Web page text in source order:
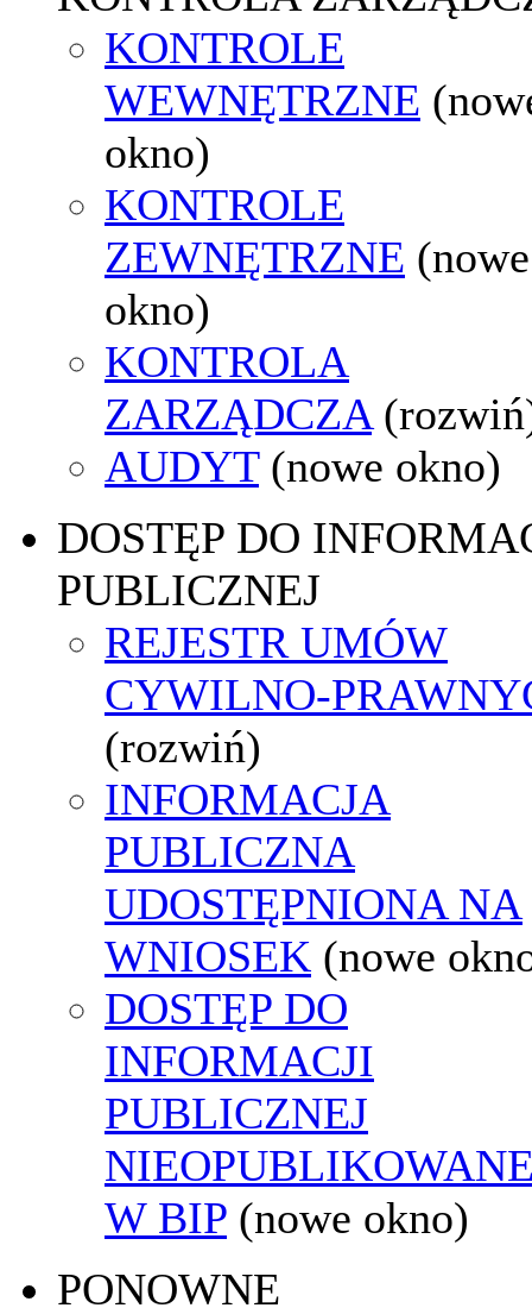
KONTROLE
WEWNĘTRZNE
okno)
KONTROLE
ZEWNĘTRZNE (nowe
okno)
KONTROLA
ZARZĄDCZA
AUDYT (nowe okno)
DOSTĘP DO
PUBLICZNEJ
REJESTR UMÓW
CYWILNO-
(rozwiń)
INFORMACJA
PUBLICZNA
UDOSTĘPNIONA NA
WNIOSEK (nowe
DOSTĘP DO
INFORMACJI
PUBLICZNEJ
W BIP (nowe okno)
PONOWNE